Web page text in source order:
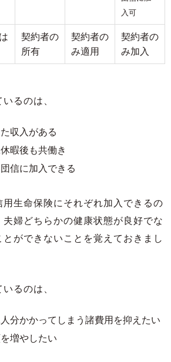
入可
契約者の
所有
契約者の
み適用
契約者の
み加入
るのは、
収入がある
暇後も共働き
信に加入できる
生命保険にそれぞれ加入できるの
夫婦どちらかの健康状態が良好でな
ができないことを覚えておきまし
るのは、
分かかってしまう諸費用を抑えたい
増やしたい